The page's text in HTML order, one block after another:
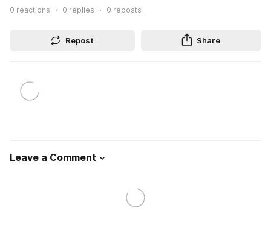
0 reactions 0 replies 0 reposts
Repost Share
Leave a Comment